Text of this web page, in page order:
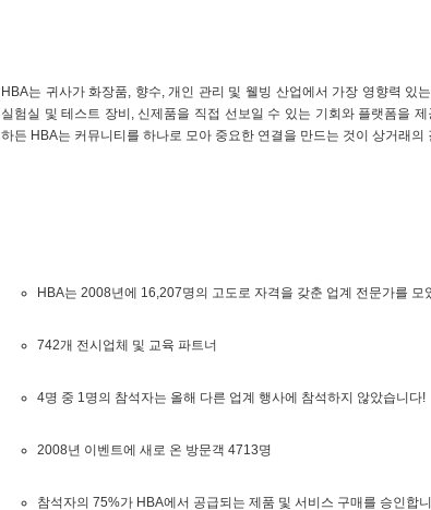
HBA는 귀사가 화장품, 향수, 개인 관리 및 웰빙 산업에서 가장 영향력 있
실험실 및 테스트 장비, 신제품을 직접 선보일 수 있는 기회와 플랫폼을
하든 HBA는 커뮤니티를 하나로 모아 중요한 연결을 만드는 것이 상거래
HBA는 2008년에 16,207명의 고도로 자격을 갖춘 업계 전문가를 모
742개 전시업체 및 교육 파트너
4명 중 1명의 참석자는 올해 다른 업계 행사에 참석하지 않았습니다!
2008년 이벤트에 새로 온 방문객 4713명
참석자의 75%가 HBA에서 공급되는 제품 및 서비스 구매를 승인합